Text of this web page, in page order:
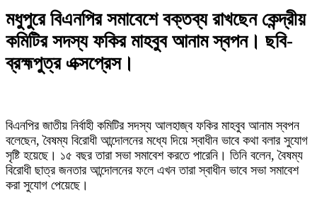
মধুপুরে বিএনপির সমাবেশে বক্তব্য রাখছেন কেন্দ্রীয়
কমিটির সদস্য ফকির মাহবুব আনাম স্বপন। ছবি-
ব্রহ্মপুত্র এক্সপ্রেস।
বিএনপির জাতীয় নির্বাহী কমিটির সদস্য আলহাজ্ব ফকির মাহবুব আনাম স্বপন
বলেছেন, বৈষম্য বিরোধী আন্দোলনের মধ্যে দিয়ে স্বাধীন ভাবে কথা বলার সুযোগ
সৃষ্টি হয়েছে। ১৫ বছর তারা সভা সমাবেশ করতে পারেনি। তিনি বলেন, বৈষম্য
বিরোধী ছাত্র জনতার আন্দোলনের ফলে এখন তারা স্বাধীন ভাবে সভা সমাবেশ
করা সুযোগ পেয়েছে।